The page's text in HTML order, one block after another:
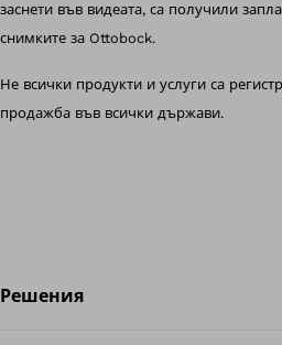
заснети във видеата, са получили
снимките за Ottobock.
Не всички продукти и услуги са
продажба във всички държави.
Решения